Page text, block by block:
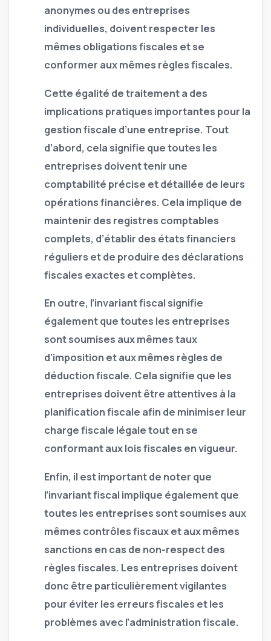
anonymes ou des entreprises
individuelles, doivent respecter les
mêmes obligations fiscales et se
conformer aux mêmes règles fiscales.
Cette égalité de traitement a des
implications pratiques importantes pour la
gestion fiscale d’une entreprise. Tout
d’abord, cela signifie que toutes les
entreprises doivent tenir une
comptabilité précise et détaillée de leurs
opérations financières. Cela implique de
maintenir des registres comptables
complets, d’établir des états financiers
réguliers et de produire des déclarations
fiscales exactes et complètes.
En outre, l’invariant fiscal signifie
également que toutes les entreprises
sont soumises aux mêmes taux
d’imposition et aux mêmes règles de
déduction fiscale. Cela signifie que les
entreprises doivent être attentives à la
planification fiscale afin de minimiser leur
charge fiscale légale tout en se
conformant aux lois fiscales en vigueur.
Enfin, il est important de noter que
l’invariant fiscal implique également que
toutes les entreprises sont soumises aux
mêmes contrôles fiscaux et aux mêmes
sanctions en cas de non-respect des
règles fiscales. Les entreprises doivent
donc être particulièrement vigilantes
pour éviter les erreurs fiscales et les
problèmes avec l’administration fiscale.